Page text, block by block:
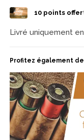
10points
Livré uniquement
Profitez également